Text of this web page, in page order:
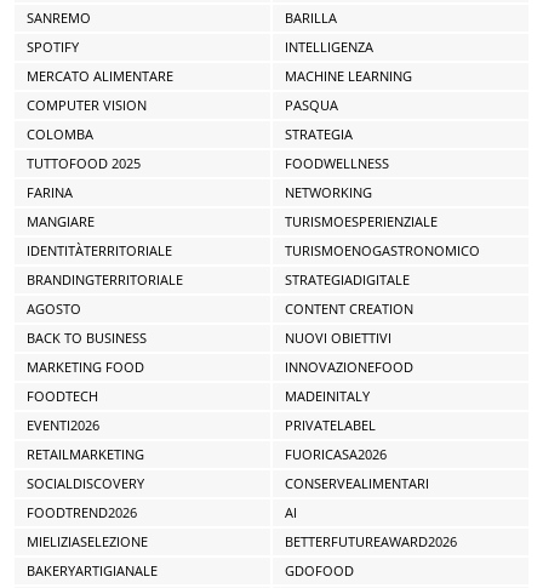
SANREMO
BARILLA
SPOTIFY
INTELLIGENZA
MERCATO ALIMENTARE
MACHINE LEARNING
COMPUTER VISION
PASQUA
COLOMBA
STRATEGIA
TUTTOFOOD 2025
FOODWELLNESS
FARINA
NETWORKING
MANGIARE
TURISMOESPERIENZIALE
IDENTITÀTERRITORIALE
TURISMOENOGASTRONOMICO
BRANDINGTERRITORIALE
STRATEGIADIGITALE
AGOSTO
CONTENT CREATION
BACK TO BUSINESS
NUOVI OBIETTIVI
MARKETING FOOD
INNOVAZIONEFOOD
FOODTECH
MADEINITALY
EVENTI2026
PRIVATELABEL
RETAILMARKETING
FUORICASA2026
SOCIALDISCOVERY
CONSERVEALIMENTARI
FOODTREND2026
AI
MIELIZIASELEZIONE
BETTERFUTUREAWARD2026
BAKERYARTIGIANALE
GDOFOOD